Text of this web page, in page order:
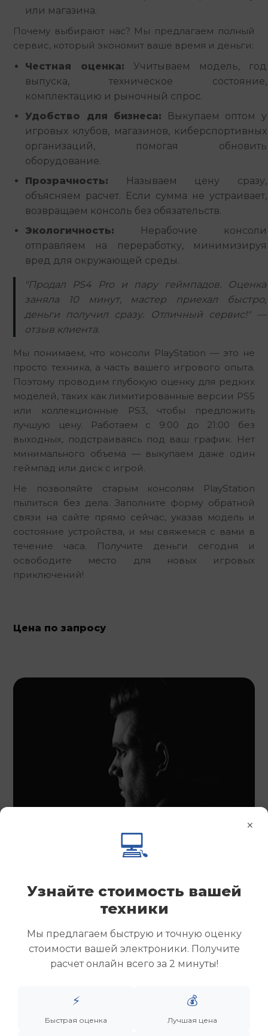
или магазина.
Почему выбирают нас? Мы предлагаем полный
сервис, который экономит ваше время и деньги:
Честная оценка: Учитываем модель, год
выпуска, техническое состояние,
комплектацию и рыночный спрос.
Удобство для бизнеса: Выкупаем оптом у
игровых клубов, магазинов, киберспортивных
организаций, помогая обновить
оборудование.
Прозрачность: Называем цену сразу,
объясняем расчет. Если сумма не устраивает,
возвращаем консоль без обязательств.
Экологичность: Нерабочие консоли
отправляем на переработку, минимизируя
вред для окружающей среды.
"Продал PS4 Pro и пару геймпадов. Оценка
заняла 10 минут, мастер приехал быстро,
деньги получил сразу. Отличный сервис!" —
отзыв клиента.
Мы понимаем, что консоли PlayStation — это не
просто техника, а часть вашего игрового опыта.
Поэтому проводим глубокую оценку для редких
моделей, таких как лимитированные версии PS5
или коллекционные PS3, чтобы предложить
лучшую цену. Работаем с 9:00 до 21:00 без
выходных, подстраиваясь под ваш график. Нет
минимального объема — выкупаем даже один
геймпад или диск с игрой.
Не позволяйте старым консолям PlayStation
пылиться без дела. Заполните форму обратной
связи на сайте прямо сейчас, указав модель и
состояние устройства, и мы свяжемся с вами в
течение часа. Получите деньги сегодня и
освободите место для новых игровых
приключений!
Цена по запросу
×
💻
Узнайте стоимость вашей
техники
Мы предлагаем быструю и точную оценку
стоимости вашей электроники. Получите
расчет онлайн всего за 2 минуты!
⚡
Быстрая оценка
💰
Лучшая цена